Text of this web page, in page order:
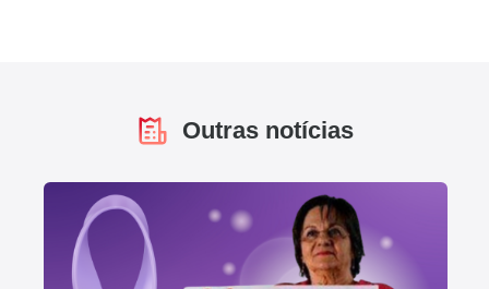
Outras notícias